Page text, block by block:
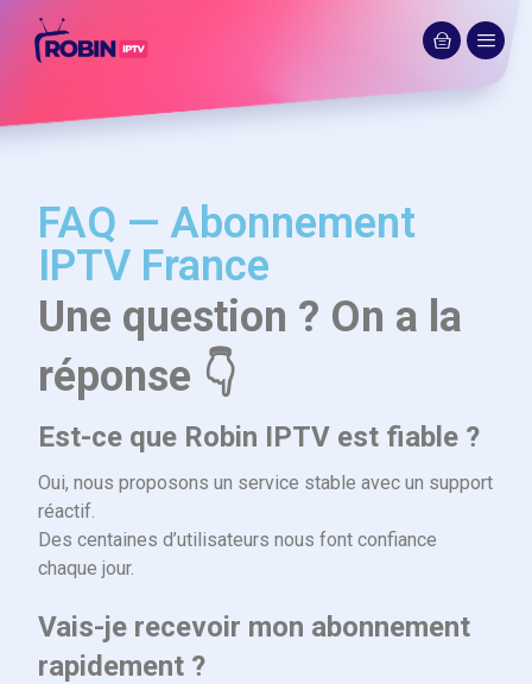
FAQ — Abonnement
IPTV France
Une question ? On a la
réponse 👇
Est-ce que Robin IPTV est fiable ?
Oui, nous proposons un service stable avec un support
réactif.
Des centaines d’utilisateurs nous font confiance
chaque jour.
Vais-je recevoir mon abonnement
rapidement ?